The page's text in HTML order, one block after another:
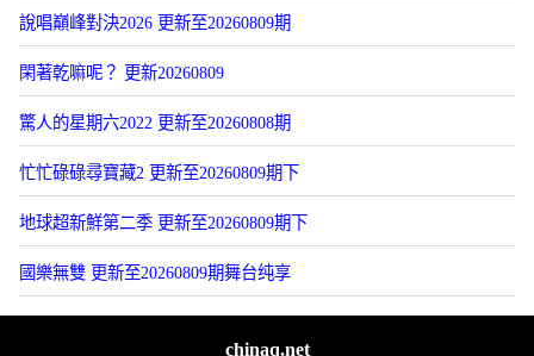
說唱巔峰對決2026 更新至20260809期
閑著乾嘛呢？ 更新20260809
驚人的星期六2022 更新至20260808期
忙忙碌碌尋寶藏2 更新至20260809期下
地球超新鮮第二季 更新至20260809期下
國樂無雙 更新至20260809期舞台纯享
chinaq.net